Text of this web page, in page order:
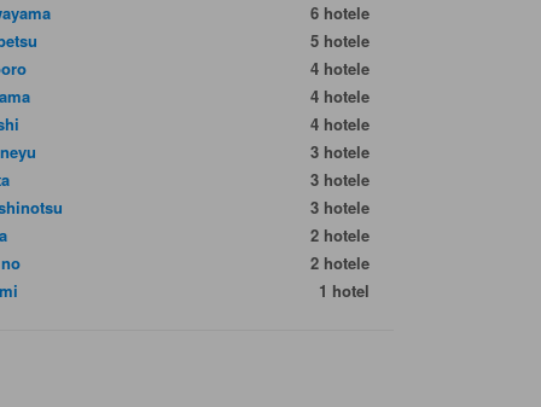
6 hotele
5 hotele
4 hotele
4 hotele
4 hotele
3 hotele
3 hotele
3 hotele
2 hotele
2 hotele
1 hotel